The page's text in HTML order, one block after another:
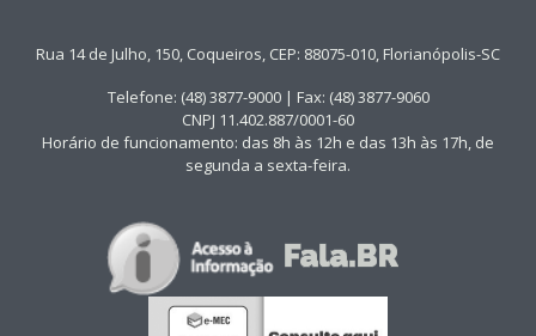
Rua 14 de Julho, 150, Coqueiros, CEP: 88075-010, Florianópolis-SC
Telefone: (48) 3877-9000 | Fax: (48) 3877-9060
CNPJ 11.402.887/0001-60
Horário de funcionamento: das 8h às 12h e das 13h às 17h, de
segunda a sexta-feira.